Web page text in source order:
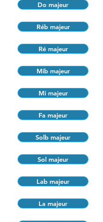
Do majeur
Réb majeur
Ré majeur
Mib majeur
Mi majeur
Fa majeur
Solb majeur
Sol majeur
Lab majeur
La majeur